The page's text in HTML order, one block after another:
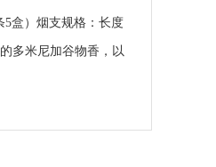
5盒）烟支规格：长度
多米尼加谷物香，以